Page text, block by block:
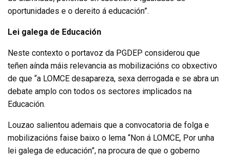
oportunidades e o dereito á educación”.
Lei galega de Educación
Neste contexto o portavoz da PGDEP considerou que
teñen aínda máis relevancia as mobilizacións co obxectivo
de que “a LOMCE desapareza, sexa derrogada e se abra un
debate amplo con todos os sectores implicados na
Educación.
Louzao salientou ademais que a convocatoria de folga e
mobilizacións faise baixo o lema “Non á LOMCE, Por unha
lei galega de educación”, na procura de que o goberno